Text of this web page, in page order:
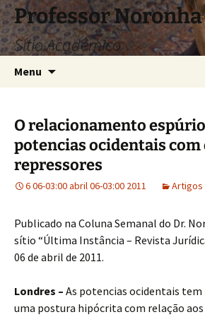
Pular
para
o
conteúdo
Professor Noronha
Sítio Acadêmico
Menu
O relacionamento
potencias ocidentais com
repressores
6 06-03:00 abril 06-03:00 2011 Artigos
Publicado na Coluna Semanal do Dr.
sítio “Última Instância – Revista
06 de abril de 2011.
Londres – As potencias ocidentais
uma postura hipócrita com relação